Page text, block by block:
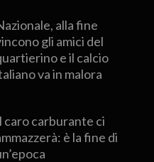
alla fine
gli amici del
e il calcio
va in malora
caro carburante ci
è la fine di